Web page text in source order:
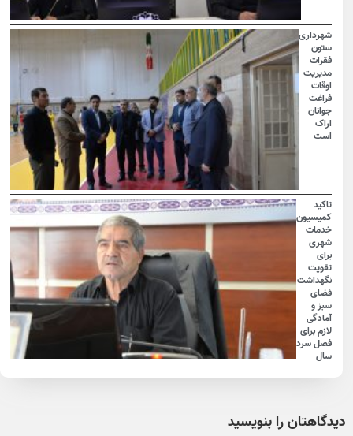
شهرداری
ستون
فقرات
مدیریت
اوقات
فراغت
جوانان
اراک
است
تاکید
کمیسیون
خدمات
شهری
برای
تقویت
نگهداشت
فضای
سبز و
آمادگی
لازم برای
فصل سرد
سال
دیدگاهتان را بنویسید